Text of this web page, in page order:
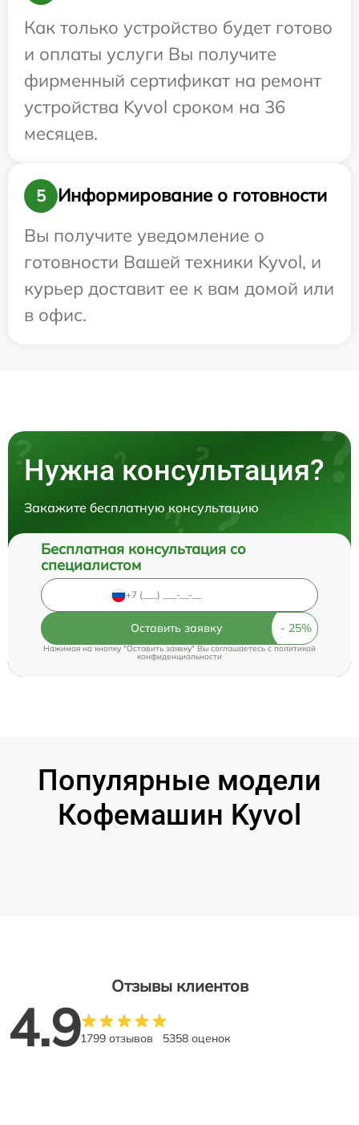
Как только устройство будет готово
и оплаты услуги Вы получите
фирменный сертификат на ремонт
устройства Kyvol сроком на 36
месяцев.
5
Информирование о готовности
Вы получите уведомление о
готовности Вашей техники Kyvol, и
курьер доставит ее к вам домой или
в офис.
Нужна консультация?
Закажите бесплатную консультацию
Бесплатная консультация со
специалистом
Оставить заявку
Нажимая на кнопку "Оставить заявку" Вы соглашаетесь cполитикой
конфиденциальности
Популярные модели
Кофемашин Kyvol
Отзывы клиентов
4.91799 отзывов 5358 оценок